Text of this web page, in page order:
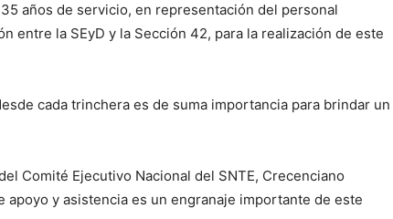
años de servicio, en representación del personal
entre la SEyD y la Sección 42, para la realización de este
cada trinchera es de suma importancia para brindar un
Comité Ejecutivo Nacional del SNTE, Crecenciano
apoyo y asistencia es un engranaje importante de este